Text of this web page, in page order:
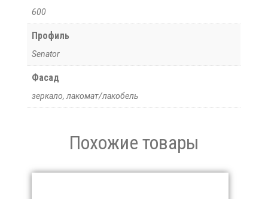
600
Профиль
Senator
Фасад
зеркало, лакомат/лакобель
Похожие товары